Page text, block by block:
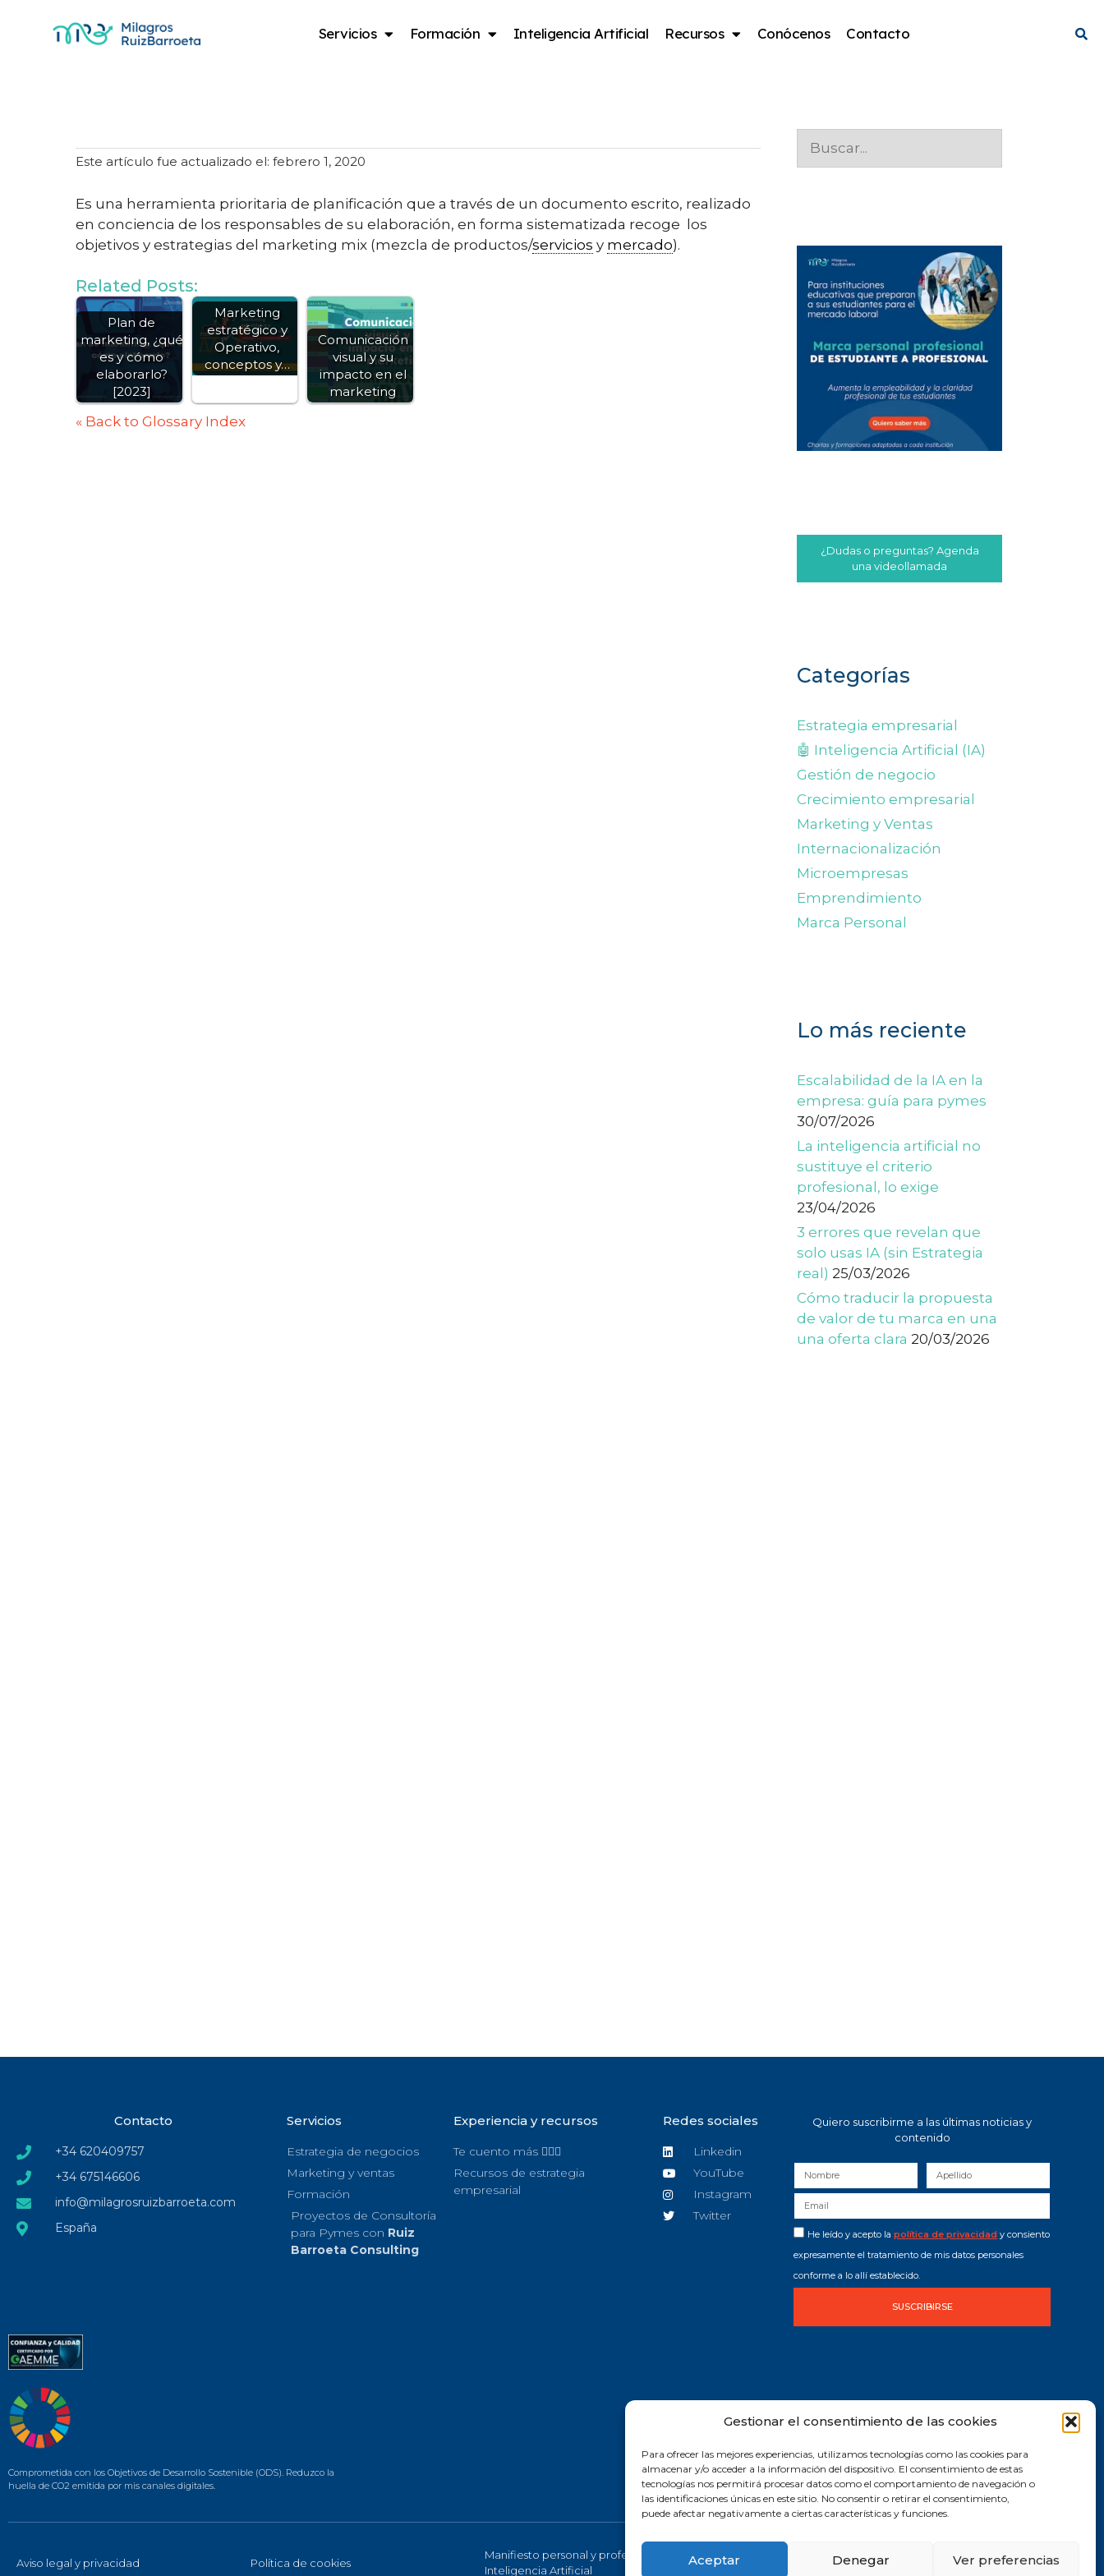
Gestionar el consentimiento de las cookies
Para ofrecer las mejores experiencias, utilizamos tecnologías como las cookies para
almacenar y/o acceder a la información del dispositivo. El consentimiento de estas
tecnologías nos permitirá procesar datos como el comportamiento de navegación o
las identificaciones únicas en este sitio. No consentir o retirar el consentimiento,
puede afectar negativamente a ciertas características y funciones.
Aceptar Denegar Ver preferencias
Servicios Formación Inteligencia Artificial Recursos Conócenos Contacto
Este artículo fue actualizado el: febrero 1, 2020
Es una herramienta prioritaria de planificación que a través de un documento escrito, realizado
en conciencia de los responsables de su elaboración, en forma sistematizada recoge los
objetivos y estrategias del marketing mix (mezcla de productos/servicios y mercado).
Related Posts:
Plan de
marketing, ¿qué
es y cómo
elaborarlo?
[2023]
Marketing
estratégico y
Operativo,
conceptos y…
Comunicación
visual y su
impacto en el
marketing
« Back to Glossary Index
¿Dudas o preguntas? Agenda
una videollamada
Categorías
Estrategia empresarial
🤖 Inteligencia Artificial (IA)
Gestión de negocio
Crecimiento empresarial
Marketing y Ventas
Internacionalización
Microempresas
Emprendimiento
Marca Personal
Lo más reciente
Escalabilidad de la IA en la
empresa: guía para pymes
30/07/2026
La inteligencia artificial no
sustituye el criterio
profesional, lo exige
23/04/2026
3 errores que revelan que
solo usas IA (sin Estrategia
real) 25/03/2026
Cómo traducir la propuesta
de valor de tu marca en una
una oferta clara 20/03/2026
Contacto
+34 620409757
+34 675146606
info@milagrosruizbarroeta.com
España
Servicios
Estrategia de negocios
Marketing y ventas
Formación
Proyectos de Consultoría
para Pymes con Ruiz
Barroeta Consulting
Experiencia y recursos
Te cuento más 🙋🏻‍♀️
Recursos de estrategia
empresarial
Redes sociales
Linkedin
YouTube
Instagram
Twitter
Quiero suscribirme a las últimas noticias y
contenido
He leído y acepto lapolítica de privacidad y consiento
expresamente el tratamiento de mis datos personales
conforme a lo allí establecido.
SUSCRIBIRSE
Comprometida con los Objetivos de Desarrollo Sostenible (ODS). Reduzco la
huella de CO2 emitida por mis canales digitales.
Aviso legal y privacidad Política de cookies
Manifiesto personal y profesional de la
Inteligencia Artificial
2019 © Todos los derechos reservados |